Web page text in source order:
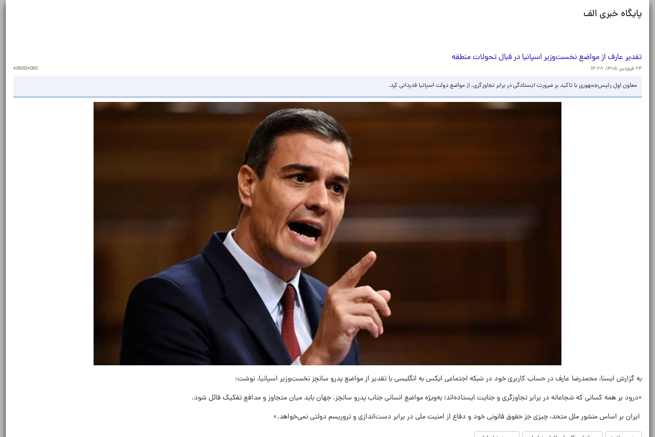
پایگاه خبری الف
تقدیر عارف از مواضع نخست‌وزیر اسپانیا در قبال تحولات منطقه
۲۴ فروردین ۱۴۰۵، ۱۴:۲۸ 4050124050
معاون اول رئیس‌جمهوری با تاکید بر ضرورت ایستادگی در برابر تجاوزگری، از مواضع دولت اسپانیا قدردانی کرد.
به گزارش ایسنا، محمدرضا عارف در حساب کاربری خود در شبکه اجتماعی ایکس به انگلیسی با تقدیر از مواضع پدرو سانچز نخست‌وزیر اسپانیا، نوشت:
«درود بر همه کسانی که شجاعانه در برابر تجاوزگری و جنایت ایستاده‌اند؛ به‌ویژه مواضع انسانی جناب پدرو سانچز. جهان باید میان متجاوز و مدافع تفکیک قائل شود.
ایران بر اساس منشور ملل متحد، چیزی جز حقوق قانونی خود و دفاع از امنیت ملی در برابر دست‌اندازی و تروریسم دولتی نمی‌خواهد.»